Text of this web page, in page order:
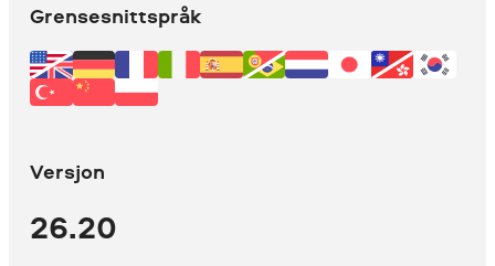
Grensesnittspråk
Versjon
26.20